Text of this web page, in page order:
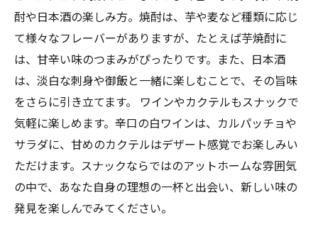
酎や日本酒の楽しみ方。焼酎は、芋や麦など種類に応じ
て様々なフレーバーがありますが、たとえば芋焼酎に
は、甘辛い味のつまみがぴったりです。また、日本酒
は、淡白な刺身や御飯と一緒に楽しむことで、その旨味
をさらに引き立てます。 ワインやカクテルもスナックで
気軽に楽しめます。辛口の白ワインは、カルパッチョや
サラダに、甘めのカクテルはデザート感覚でお楽しみい
ただけます。スナックならではのアットホームな雰囲気
の中で、あなた自身の理想の一杯と出会い、新しい味の
発見を楽しんでみてください。